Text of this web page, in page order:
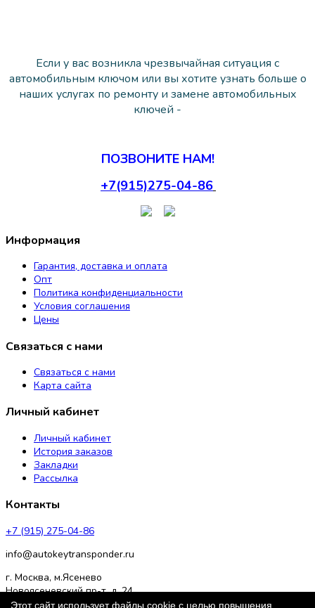
Если у вас возникла чрезвычайная ситуация с
автомобильным ключом или вы хотите узнать больше о
наших услугах по ремонту и замене автомобильных
ключей -
ПОЗВОНИТЕ НАМ!
+7(915)275-04-86
Информация
Гарантия, доставка и оплата
Опт
Политика конфиденциальности
Условия соглашения
Цены
Связаться с нами
Связаться с нами
Карта сайта
Личный кабинет
Личный кабинет
История заказов
Закладки
Рассылка
Контакты
+7 (915) 275-04-86
info@autokeytransponder.ru
г. Москва, м.Ясенево
Новоясеневский пр-т, д. 24
Этот сайт использует файлы cookie с целью повышения